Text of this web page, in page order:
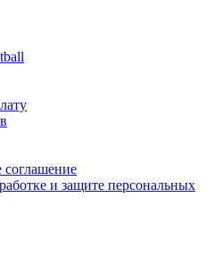
соглашение
и защите персональных